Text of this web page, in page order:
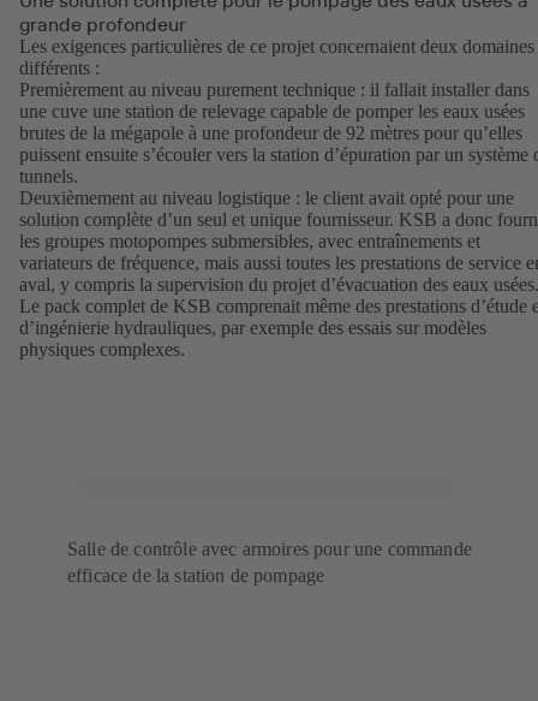
grande profondeur
Les exigences particulières de ce projet concernaient deux domaines
différents :
Premièrement au niveau purement technique : il fallait installer dans
une cuve une station de relevage capable de pomper les eaux usées
brutes de la mégapole à une profondeur de 92 mètres pour qu’elles
puissent ensuite s’écouler vers la station d’épuration par un système
tunnels.
Deuxièmement au niveau logistique : le client avait opté pour une
solution complète d’un seul et unique fournisseur. KSB a donc
les groupes motopompes submersibles, avec entraînements et
variateurs de fréquence, mais aussi toutes les prestations de service
aval, y compris la supervision du projet d’évacuation des eaux usées.
Le pack complet de KSB comprenait même des prestations d’étude
d’ingénierie hydrauliques, par exemple des essais sur modèles
physiques complexes.
Salle de contrôle avec armoires pour une commande
efficace de la station de pompage